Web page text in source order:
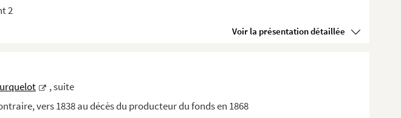
2
Voir la présentation détaillée
, suite
vers 1838 au décès du producteur du fonds en 1868